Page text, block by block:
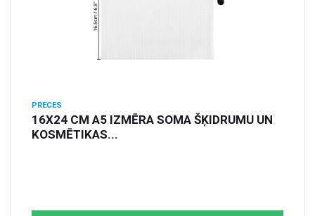
PRECES
16X24 CM A5 IZMĒRA SOMA ŠĶIDRUMU UN
KOSMĒTIKAS...